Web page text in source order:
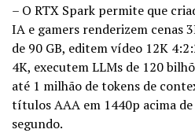
– O RTX Spark permite que
IA e gamers renderizem cenas
de 90 GB, editem vídeo 12K
4K, executem LLMs de 120
até 1 milhão de tokens de
títulos AAA em 1440p acima
segundo.